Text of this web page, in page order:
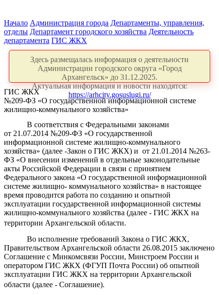
Начало Администрация города Департаменты, управления,
отделы Департамент городского хозяйства Деятельность
департамента ГИС ЖКХ
Здесь размещалась информация о деятельности
Администрации городского округа «Город
Архангельск» до 31.12.2025.
Актуальная информация и новости находятся:
https://arhcity.gosuslugi.ru/
ГИС ЖКХ
№209-ФЗ «О государственной информационной системе
жилищно-коммунального хозяйства»
В соответствиясФедеральными законами
от 21.07.2014 №209-ФЗ «О государственной
информационной системе жилищно-коммунального
хозяйства» (далее -Закон о ГИС ЖКХ) и от 21.01.2014 №263-
ФЗ «О внесении изменений в отдельные законодательные
акты Российской Федерации в связи с принятием
Федерального закона «О государственной информационной
системе жилищно- коммунального хозяйства» в настоящее
время проводится работа по созданию и опытной
эксплуатации государственной информационной системы
жилищно-коммунального хозяйства (далее - ГИС ЖКХ на
территории Архангельской области.
Во исполнение требований Закона о ГИС ЖКХ,
Правительством Архангельской области 26.08.2015 заключено
Соглашение с Минкомсвязи России, Минстроем России и
оператором ГИС ЖКХ (ФГУП Почта России) об опытной
эксплуатации ГИС ЖКХ на территории Архангельской
области (далее - Соглашение).